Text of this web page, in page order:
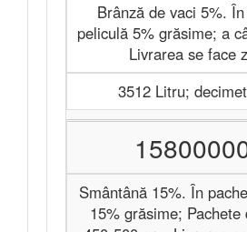
Brânză de vaci 5%.
peliculă 5% grăsime; a
Livrarea se face
3512 Litru;
Smântână 15%. În
15% grăsime; Pachete